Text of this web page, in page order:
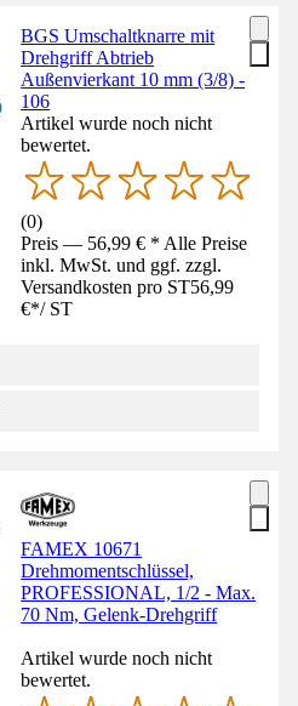
BGS Umschaltknarre mit
Drehgriff Abtrieb
Außenvierkant 10 mm (3/8) -
106
Artikel wurde noch nicht
bewertet.
(0)
Preis — 56,99 € * Alle Preise
inkl. MwSt. und ggf. zzgl.
Versandkosten pro ST56,99
€*/ ST
FAMEX 10671
Drehmomentschlüssel,
PROFESSIONAL, 1/2 - Max.
70 Nm, Gelenk-Drehgriff
Artikel wurde noch nicht
bewertet.